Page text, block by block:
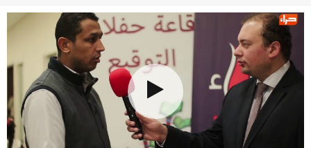
كيف نصل إلى أفق إنسان “هل من مزيد”؟
الأستاذ عالما عارفا حكيما
مصادر العلم وسببه